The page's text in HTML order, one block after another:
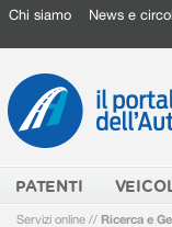
Chi siamo News e
PATENTI
Servizi online // Ricerca e